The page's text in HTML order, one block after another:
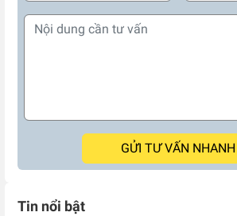
GỬI TƯ VẤN NHANH
Tin nổi bật